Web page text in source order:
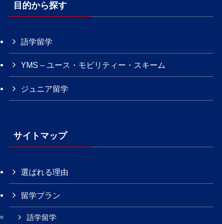
目的から探す
語学留学
YMS – ユース・モビリティー・スキーム
ジュニア留学
サイトマップ
選ばれる理由
留学プラン
語学留学